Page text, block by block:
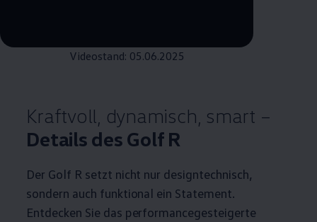
Videostand: 05.06.2025
Kraftvoll, dynamisch, smart –
Details des GolfR
Der Golf R setzt nicht nur designtechnisch,
sondern auch funktional ein Statement.
Entdecken Sie das performancegesteigerte